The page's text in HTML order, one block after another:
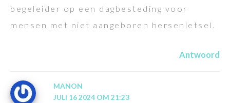
begeleider op een dagbesteding voor
mensen met niet aangeboren hersenletsel.
Antwoord
MANON
JULI 16 2024 OM 21:23